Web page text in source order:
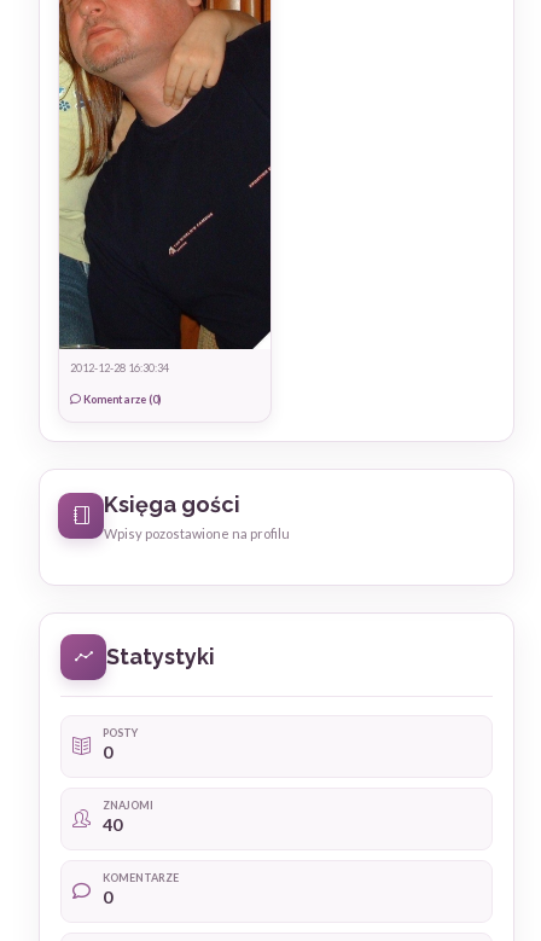
2012-12-28 16:30:34
Komentarze (0)
Księga gości
Wpisy pozostawione na profilu
Statystyki
POSTY
0
ZNAJOMI
40
KOMENTARZE
0